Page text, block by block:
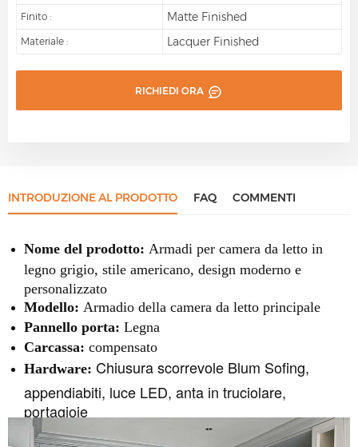
Finito : Matte Finished
Materiale : Lacquer Finished
RICHIEDI ORA
INTRODUZIONE AL PRODOTTO FAQ COMMENTI
Nome del prodotto: Armadi per camera da letto in
legno grigio, stile americano, design moderno e
personalizzato
Modello: Armadio della camera da letto principale
Pannello porta: Legna
Carcassa: compensato
Hardware: Chiusura scorrevole Blum Sofing,
appendiabiti, luce LED, anta in truciolare,
portagioie